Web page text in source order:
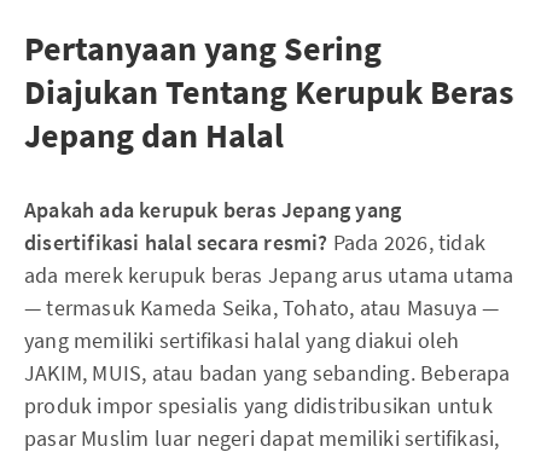
Pertanyaan yang Sering
Diajukan Tentang Kerupuk Beras
Jepang dan Halal
Apakah ada kerupuk beras Jepang yang
disertifikasi halal secara resmi? Pada 2026, tidak
ada merek kerupuk beras Jepang arus utama utama
— termasuk Kameda Seika, Tohato, atau Masuya —
yang memiliki sertifikasi halal yang diakui oleh
JAKIM, MUIS, atau badan yang sebanding. Beberapa
produk impor spesialis yang didistribusikan untuk
pasar Muslim luar negeri dapat memiliki sertifikasi,